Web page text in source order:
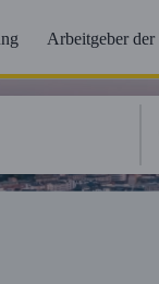
Arbeitgeber der